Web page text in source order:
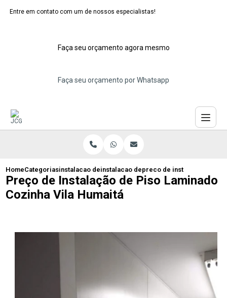
Entre em contato com um de nossos especialistas!
Faça seu orçamento agora mesmo
Faça seu orçamento por Whatsapp
HomeCategoriasinstalacao de pisos laminados
instalacao de piso laminado para
preco de instalacao de
Preço de Instalação de Piso Laminado
Cozinha Vila Humaitá